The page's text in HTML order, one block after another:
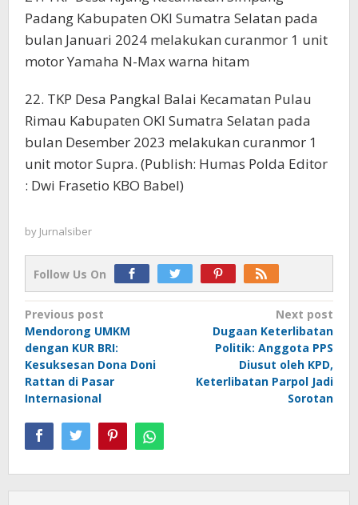
Padang Kabupaten OKI Sumatra Selatan pada
bulan Januari 2024 melakukan curanmor 1 unit
motor Yamaha N-Max warna hitam
22. TKP Desa Pangkal Balai Kecamatan Pulau
Rimau Kabupaten OKI Sumatra Selatan pada
bulan Desember 2023 melakukan curanmor 1
unit motor Supra. (Publish: Humas Polda Editor
: Dwi Frasetio KBO Babel)
by Jurnalsiber
Follow Us On
Post
navigation
Previous post
Mendorong UMKM
dengan KUR BRI:
Kesuksesan Dona Doni
Rattan di Pasar
Internasional
Next post
Dugaan Keterlibatan
Politik: Anggota PPS
Diusut oleh KPD,
Keterlibatan Parpol Jadi
Sorotan